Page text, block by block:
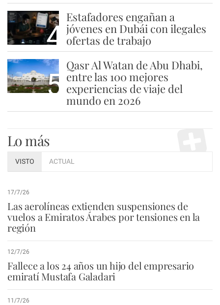
4
Estafadores engañan a
jóvenes en Dubái con ilegales
ofertas de trabajo
5
Qasr Al Watan de Abu Dhabi,
entre las 100 mejores
experiencias de viaje del
mundo en 2026
Lo más
VISTO ACTUAL
17/7/26
Las aerolíneas extienden suspensiones de
vuelos a Emiratos Árabes por tensiones en la
región
12/7/26
Fallece a los 24 años un hijo del empresario
emiratí Mustafa Galadari
11/7/26